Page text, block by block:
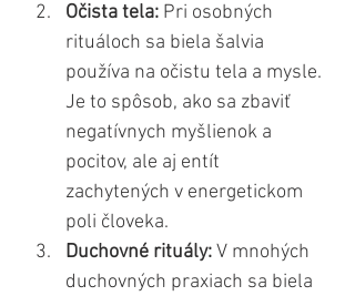
Očista tela: Pri osobných
rituáloch sa biela šalvia
používa na očistu tela a mysle.
Je to spôsob, ako sa zbaviť
negatívnych myšlienok a
pocitov, ale aj entít
zachytených v energetickom
poli človeka.
Duchovné rituály: V mnohých
duchovných praxiach sa biela